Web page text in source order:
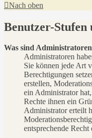
Nach oben
Benutzer-Stufen
Was sind
Administratoren
Sie können jede Art
Berechtigungen
erstellen,
ein Administrator
Rechte ihnen ein
Administrator erteilt
entsprechende